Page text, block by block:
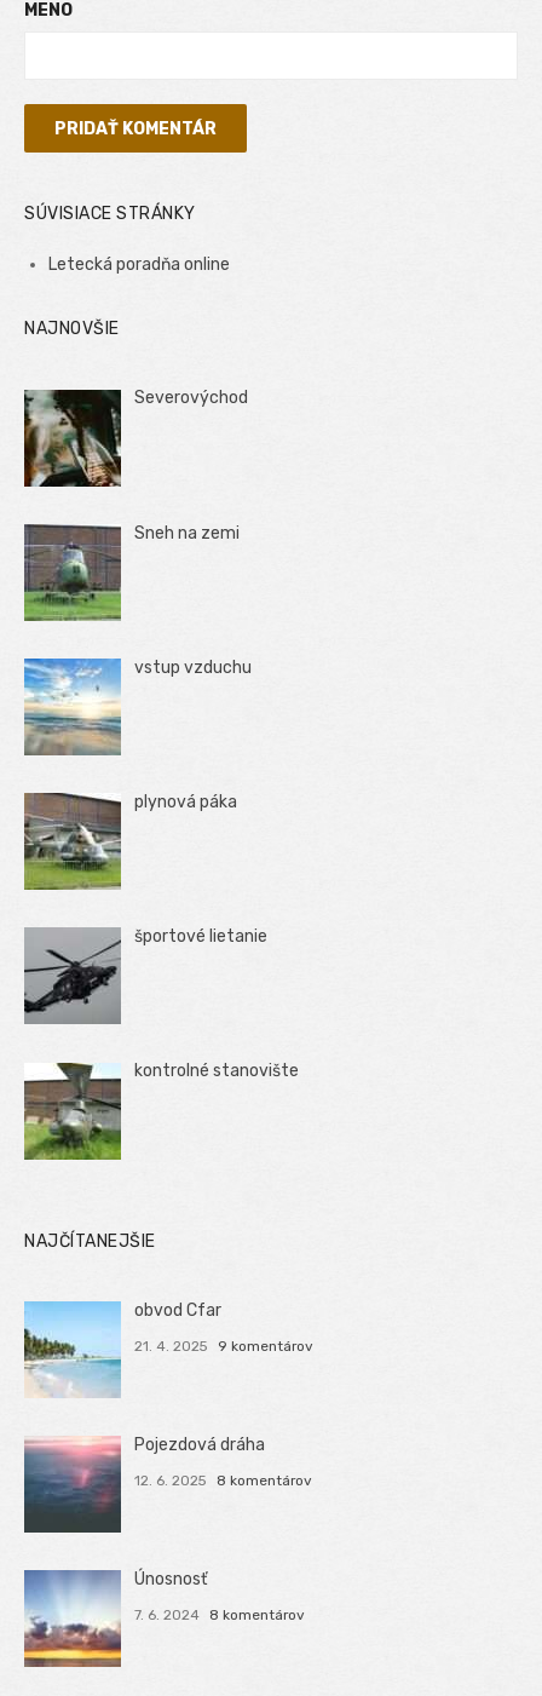
MENO
SÚVISIACE STRÁNKY
Letecká poradňa online
NAJNOVŠIE
Severovýchod
Sneh na zemi
vstup vzduchu
plynová páka
športové lietanie
kontrolné stanovište
NAJČÍTANEJŠIE
obvod Cfar
21. 4. 2025 9 komentárov
Pojezdová dráha
12. 6. 2025 8 komentárov
Únosnosť
7. 6. 2024 8 komentárov